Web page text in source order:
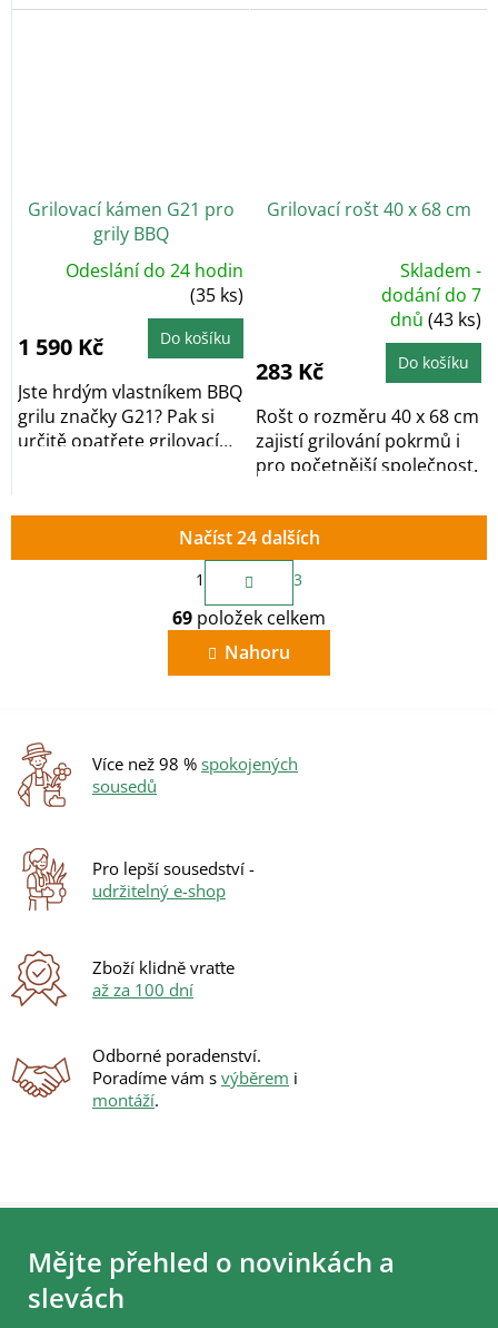
Grilovací kámen G21 pro
grily BBQ
Odeslání do 24 hodin
(35 ks)
1 590 Kč Do košíku
Jste hrdým vlastníkem BBQ
grilu značky G21? Pak si
určitě opatřete grilovací
Grilovací rošt 40 x 68 cm
z
5
hvězdiček.
Skladem -
dodání do 7
dnů(43 ks)
283 Kč Do košíku
Rošt o rozměru 40 x 68 cm
zajistí grilování pokrmů i
pro početnější společnost.
O
v
l
á
í
p
v
Načíst 24 dalších
S
t
r
á
n
k
o
í
1 3
69 položek celkem
Nahoru
Více než 98 % spokojených
sousedů
Pro lepší sousedství -
udržitelný e-shop
Zboží klidně vraťte
až za 100 dní
Odborné poradenství.
Poradíme vám s výběrem i
montáží.
Z
Mějte přehled o novinkách a
slevách